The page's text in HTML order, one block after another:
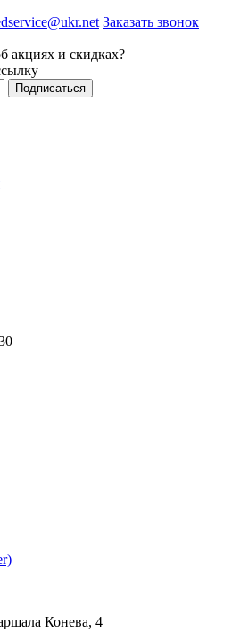
Заказать звонок
акциях и скидках?
Подписаться
Конева, 4